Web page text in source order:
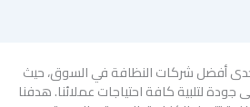
أفضل شركات النظافة في السوق، حيث
لتلبية كافة احتياجات عملائنا. هدفنا